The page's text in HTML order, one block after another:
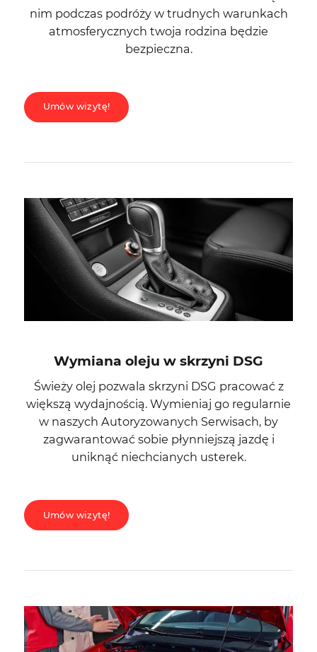
nim podczas podróży w trudnych warunkach
atmosferycznych twoja rodzina będzie
bezpieczna.
Umów wizytę!
Wymiana oleju w skrzyni DSG
Świeży olej pozwala skrzyni DSG pracować z
większą wydajnością. Wymieniaj go regularnie
w naszych Autoryzowanych Serwisach, by
zagwarantować sobie płynniejszą jazdę i
uniknąć niechcianych usterek.
Umów wizytę!